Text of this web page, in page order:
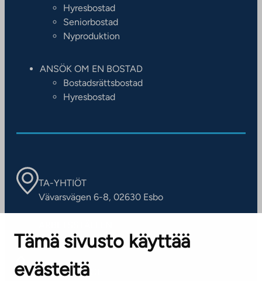
Tämä sivusto käyttää
evästeitä
Hyresbostad
Seniorbostad
Nyproduktion
ANSÖK OM EN BOSTAD
Bostadsrättsbostad
Hyresbostad
TA-YHTIÖT
Vävarsvägen 6-8, 02630 Esbo
Kontaktinformation
KUNDSERVICE